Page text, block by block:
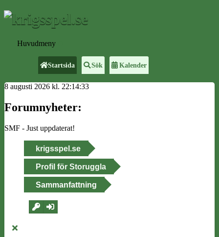
Huvudmeny
Startsida Sök Kalender
8 augusti 2026 kl. 22:14:33
Forumnyheter:
SMF - Just uppdaterat!
krigsspel.se
Profil för Storuggla
Sammanfattning